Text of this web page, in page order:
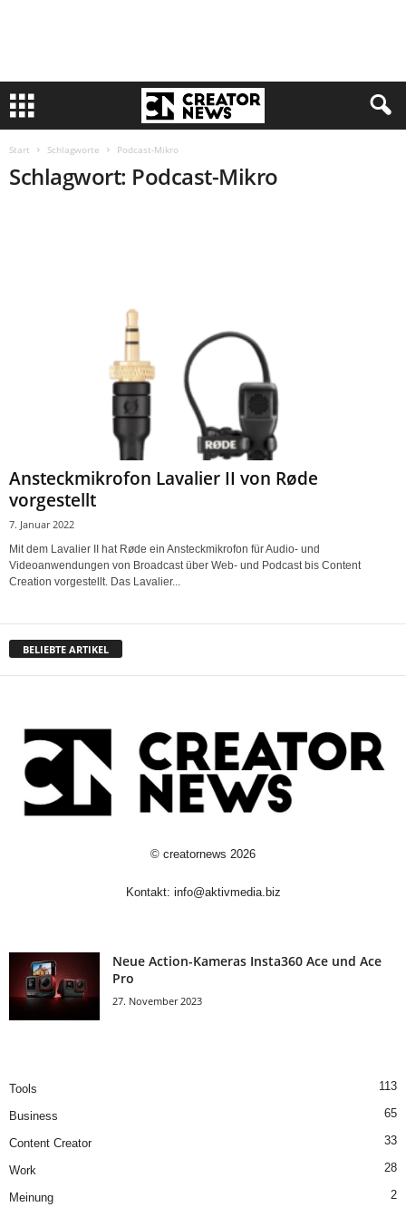
Start Schlagworte Podcast-Mikro
Schlagwort: Podcast-Mikro
Ansteckmikrofon Lavalier II von Røde
vorgestellt
7. Januar 2022
Mit dem Lavalier II hat Røde ein Ansteckmikrofon für Audio- und
Videoanwendungen von Broadcast über Web- und Podcast bis Content
Creation vorgestellt. Das Lavalier...
BELIEBTE ARTIKEL
© creatornews 2026
Kontakt: info@aktivmedia.biz
Neue Action-Kameras Insta360 Ace und Ace
Pro
27. November 2023
Tools 113
Business 65
Content Creator 33
Work 28
Meinung 2